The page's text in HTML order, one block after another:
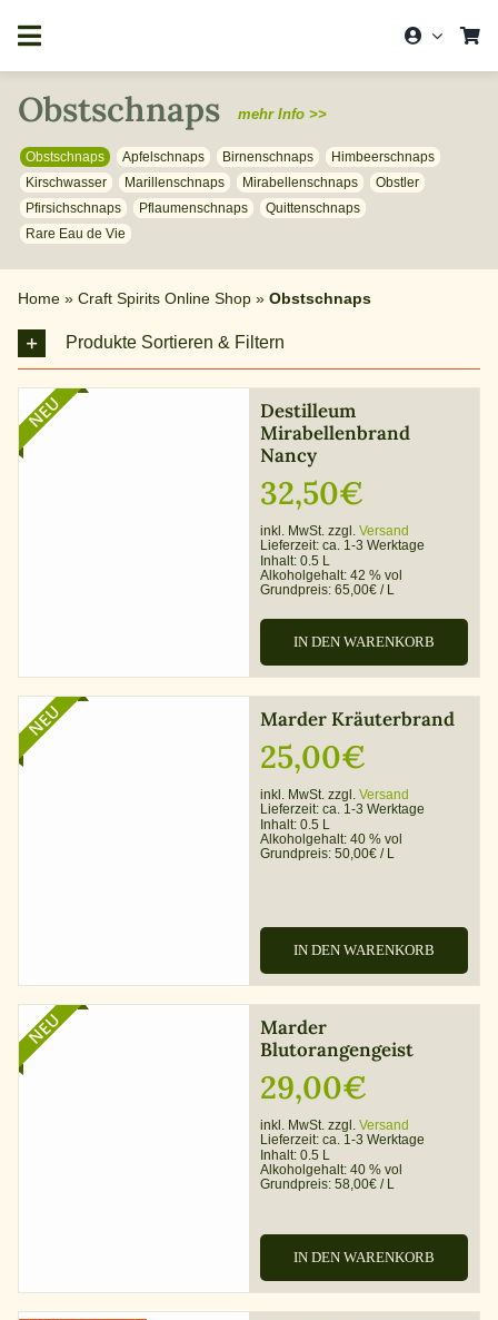
Inhalt
springen
Obstschnaps mehr Info >>
Obstschnaps Apfelschnaps Birnenschnaps
Himbeerschnaps
Kirschwasser
Marillenschnaps Mirabellenschnaps
Obstler
Pfirsichschnaps
Pflaumenschnaps
Quittenschnaps
Rare Eau de Vie
Home» Craft Spirits Online Shop» Obstschnaps
Produkte Sortieren & Filtern
NEU
Destilleum
Mirabellenbrand
Nancy
32,50€
inkl. MwSt. zzgl. Versand
Lieferzeit: ca. 1-3 Werktage
Inhalt: 0.5 L
Alkoholgehalt: 42 % vol
Grundpreis: 65,00€ / L
IN DEN WARENKORB
NEU Marder Kräuterbrand
25,00€
inkl. MwSt. zzgl. Versand
Lieferzeit: ca. 1-3 Werktage
Inhalt: 0.5 L
Alkoholgehalt: 40 % vol
Grundpreis: 50,00€ / L
IN DEN WARENKORB
NEU
Marder
Blutorangengeist
29,00€
inkl. MwSt. zzgl. Versand
Lieferzeit: ca. 1-3 Werktage
Inhalt: 0.5 L
Alkoholgehalt: 40 % vol
Grundpreis: 58,00€ / L
IN DEN WARENKORB